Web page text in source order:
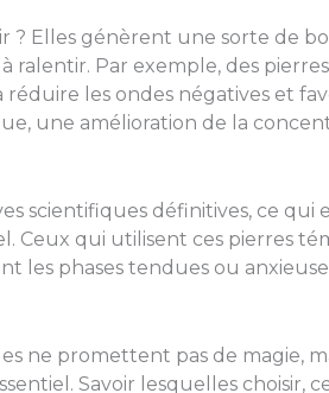
? Elles génèrent une sorte de
ralentir. Par exemple, des
les ondes négatives et
une amélioration de la
scientifiques définitives, ce qui
Ceux qui utilisent ces pierres
les phases tendues ou
ne promettent pas de magie,
Savoir lesquelles choisir,